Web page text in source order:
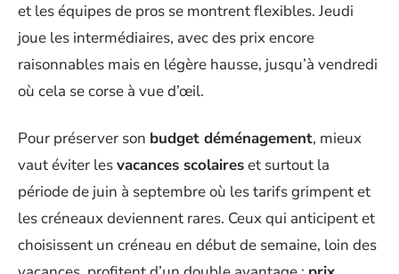
et les équipes de pros se montrent flexibles. Jeudi
joue les intermédiaires, avec des prix encore
raisonnables mais en légère hausse, jusqu’à vendredi
où cela se corse à vue d’œil.
Pour préserver son budget déménagement, mieux
vaut éviter lesvacances scolaireset surtout la
période de juin à septembre où les tarifs grimpent et
les créneaux deviennent rares. Ceux qui anticipent et
choisissent un créneau en début de semaine, loin des